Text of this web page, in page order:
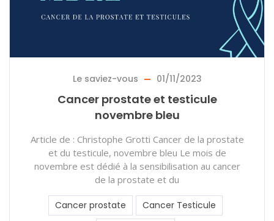
Le saviez-vous 01/11/2023
Cancer prostate et testicule
novembre bleu
Article de : Christophe Grotti Cancer de la prostate
et du testicule, novembre bleu Le mois de
novembre est dédié à la sensibilisation au cancer
de la prostate et du
Cancer prostate
Cancer Testicule